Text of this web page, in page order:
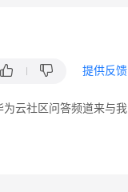
提供反馈
云社区问答频道来与我